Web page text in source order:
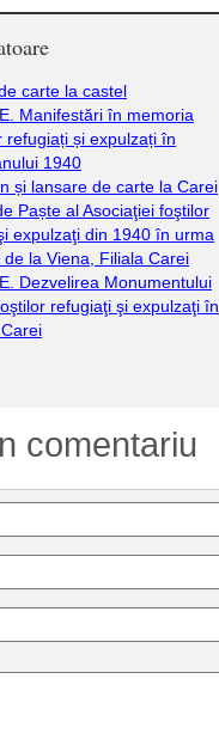
carte la castel
Manifestări în memoria
refugiați și expulzați în
1940
și lansare de carte la Carei
Paște al Asociaţiei foştilor
expulzaţi din 1940 în urma
de la Viena, Filiala Carei
Dezvelirea Monumentului
refugiaţi şi expulzaţi în
comentariu